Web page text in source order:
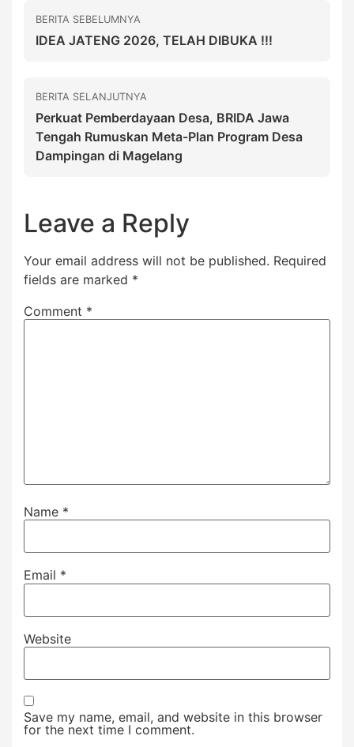
BERITA SEBELUMNYA
IDEA JATENG 2026, TELAH DIBUKA !!!
BERITA SELANJUTNYA
Perkuat Pemberdayaan Desa, BRIDA Jawa
Tengah Rumuskan Meta-Plan Program Desa
Dampingan di Magelang
Leave a Reply
Your email address will not be published. Required
fields are marked *
Comment *
Name *
Email *
Website
Save my name, email, and website in this browser
for the next time I comment.